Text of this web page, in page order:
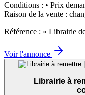
Conditions : • Prix
Raison de la vente :
Référence : « Librairie
Voir l'annonce
Librairie à